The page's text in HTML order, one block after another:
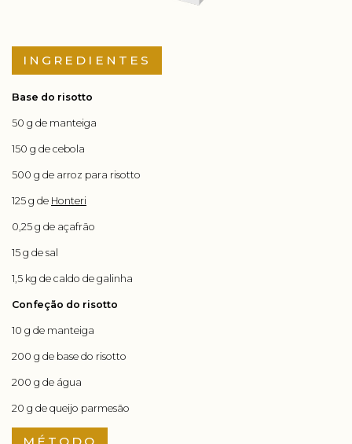
INGREDIENTES
Base do risotto
50 g de manteiga
150 g de cebola
500 g de arroz para risotto
125 g de Honteri
0,25 g de açafrão
15 g de sal
1,5 kg de caldo de galinha
Confeção do risotto
10 g de manteiga
200 g de base do risotto
200 g de água
20 g de queijo parmesão